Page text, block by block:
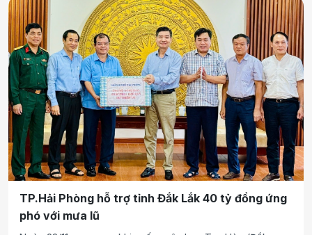
nghèo, hộ cận nghèo trước năm 2030.
TP.Hải Phòng hỗ trợ tỉnh Đắk Lắk 40 tỷ đồng ứng
phó với mưa lũ